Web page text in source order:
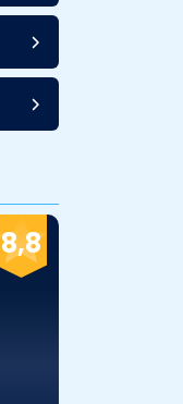
8,8